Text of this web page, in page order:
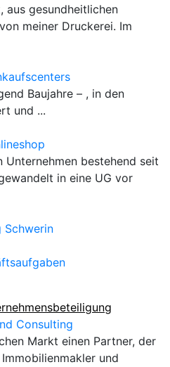
aus gesundheitlichen
meiner Druckerei. Im
Baujahre – , in den
und ...
bestehend seit
in eine UG vor
Schwerin
Consulting
Markt einen Partner, der
und